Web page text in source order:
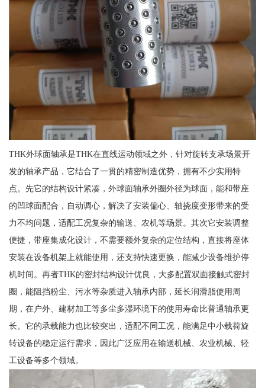
THK外球面轴承是THK在直线运动领域之外，针对旋转支承场景开
发的轴承产品，它结合了一贯的精密制造优势，拥有不少实用特
点。先它的结构设计紧凑，外球面轴承外圈外径为球面，能和带座
的凹球面配合，自动调心，解决了安装偏心、轴挠度变形带来的受
力不均问题，适配工况复杂的输送、农机等场景。其次它安装调整
便捷，带座集成化设计，不需要额外复杂的定位结构，直接将座体
安装在设备机架上就能使用，还支持快速更换，能减少设备维护停
机时间。再者THK的密封结构设计优良，大多配置双面接触式密封
圈，能阻挡粉尘、污水等杂质进入轴承内部，延长润滑脂使用周
期，在户外、建材加工等多尘多湿环境下的使用寿命比普通轴承更
长。它的承载能力也比较突出，适配不同工况，能满足中小载荷旋
转设备的稳定运行需求，因此广泛应用在输送机械、农业机械、轻
工设备等多个领域。